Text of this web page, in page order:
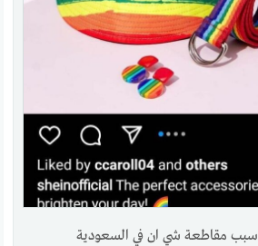
سبب مقاطعة شي ان في السعودية